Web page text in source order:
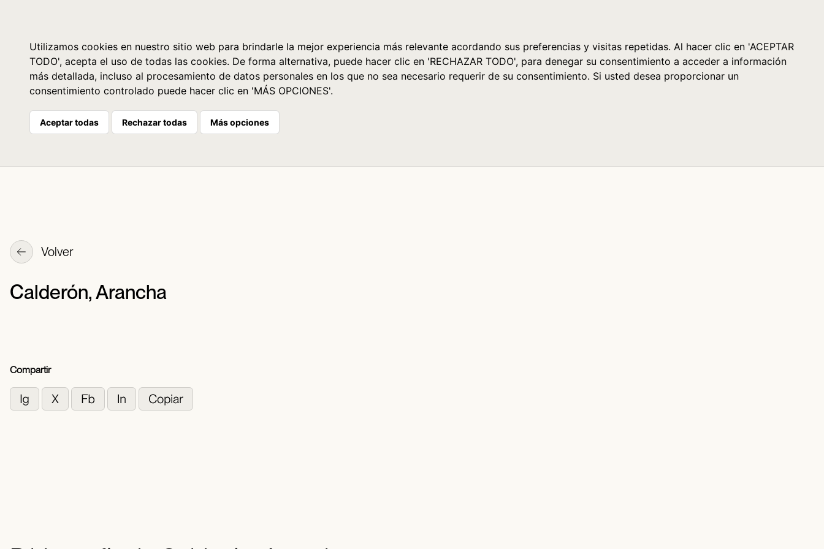
Utilizamos cookies en nuestro sitio web para brindarle la mejor experiencia más relevante acordando sus preferencias y visitas repetidas. Al hacer clic en 'ACEPTAR
TODO', acepta el uso de todas las cookies. De forma alternativa, puede hacer clic en 'RECHAZAR TODO', para denegar su consentimiento a acceder a información
más detallada, incluso al procesamiento de datos personales en los que no sea necesario requerir de su consentimiento. Si usted desea proporcionar un
consentimiento controlado puede hacer clic en 'MÁS OPCIONES'.
Aceptar todas Rechazar todas Más opciones
Volver
Calderón, Arancha
Compartir